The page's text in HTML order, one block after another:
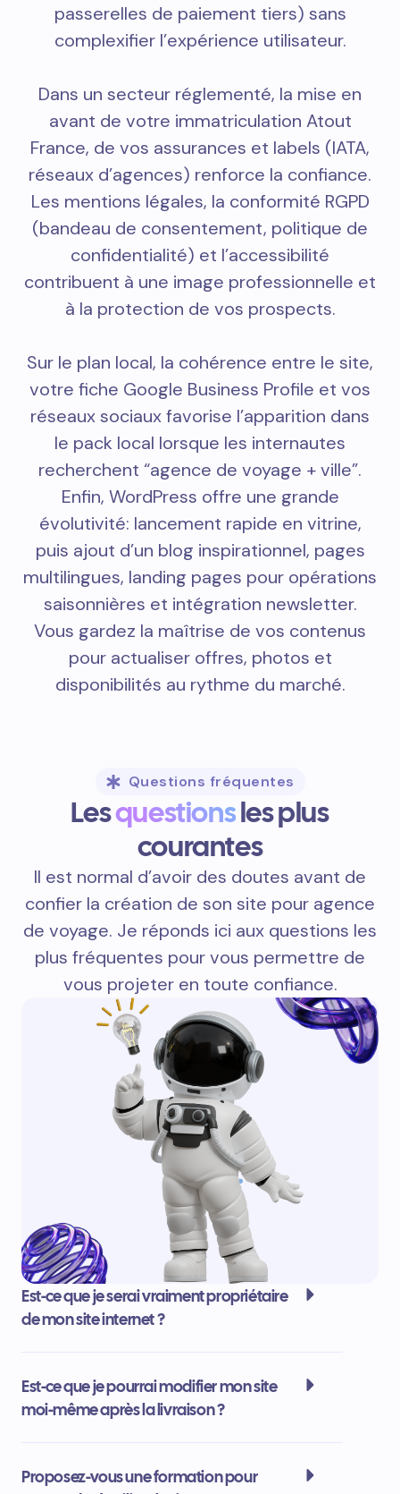
passerelles de paiement tiers) sans
complexifier l’expérience utilisateur.
Dans un secteur réglementé, la mise en
avant de votre immatriculation Atout
France, de vos assurances et labels (IATA,
réseaux d’agences) renforce la confiance.
Les mentions légales, la conformité RGPD
(bandeau de consentement, politique de
confidentialité) et l’accessibilité
contribuent à une image professionnelle et
à la protection de vos prospects.
Sur le plan local, la cohérence entre le site,
votre fiche Google Business Profile et vos
réseaux sociaux favorise l’apparition dans
le pack local lorsque les internautes
recherchent “agence de voyage + ville”.
Enfin, WordPress offre une grande
évolutivité: lancement rapide en vitrine,
puis ajout d’un blog inspirationnel, pages
multilingues, landing pages pour opérations
saisonnières et intégration newsletter.
Vous gardez la maîtrise de vos contenus
pour actualiser offres, photos et
disponibilités au rythme du marché.
Questions fréquentes
Lesquestionsles plus
courantes
Il est normal d’avoir des doutes avant de
confier la création de son site pour agence
de voyage. Je réponds ici aux questions les
plus fréquentes pour vous permettre de
vous projeter en toute confiance.
Est-ce que je serai vraiment propriétaire
de mon site internet ?
Est-ce que je pourrai modifier mon site
moi-même après la livraison ?
Proposez-vous une formation pour